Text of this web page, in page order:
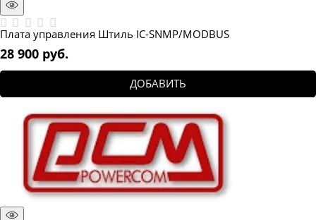
Плата управления Штиль IC-SNMP/MODBUS
28 900 руб.
ДОБАВИТЬ